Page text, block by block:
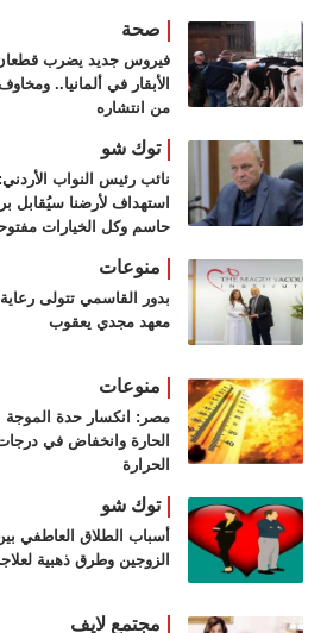
صحة
فيروس جديد يضرب
الأبقار في ألمانيا..
من انتشاره
توك شو
نائب رئيس النواب
استهداف لأرضنا سيُقابل
حاسم وكل الخيارات
منوعات
بدور القاسمي تتولى رعاية
معهد مجدي يعقوب
منوعات
مصر: انكسار حدة الموجة
الحارة وانخفاض في
الحرارة
توك شو
أسباب الطلاق العاطفي
الزوجين وطرق ذهبية
مجتمع لايف